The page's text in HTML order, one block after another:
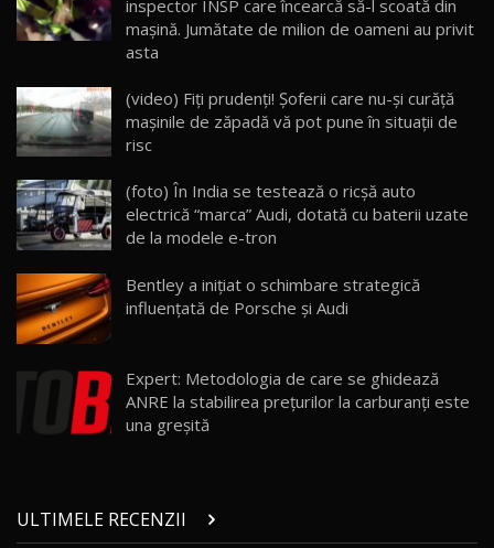
22 26:59
23 25:19
26:38
Land Rover Defender OCTA Edition One: Cel
Moldova
32:21
26
Test Drive: Noile modele FENDT! Cum e să
conduci un tractor?!
dotat / Test Drive AutoBlog.MD
inspector INSP care încearcă să-l scoată din
maşină. Jumătate de milion de oameni au privit
asta
(video) Fiți prudenți! Șoferii care nu-și curăță
mașinile de zăpadă vă pot pune în situații de
risc
(foto) În India se testează o ricşă auto
electrică “marca” Audi, dotată cu baterii uzate
de la modele e-tron
Bentley a inițiat o schimbare strategică
influențată de Porsche și Audi
Expert: Metodologia de care se ghidează
ANRE la stabilirea prețurilor la carburanți este
una greșită
ULTIMELE RECENZII